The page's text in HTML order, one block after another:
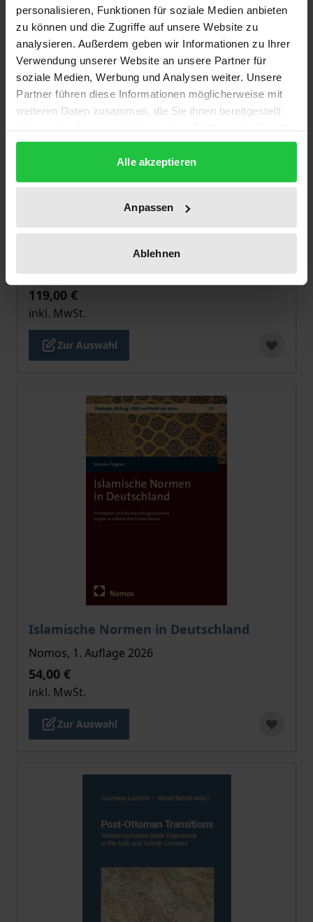
personalisieren, Funktionen für soziale Medien anbieten
zu können und die Zugriffe auf unsere Website zu
analysieren. Außerdem geben wir Informationen zu Ihrer
Verwendung unserer Website an unsere Partner für
soziale Medien, Werbung und Analysen weiter. Unsere
Partner führen diese Informationen möglicherweise mit
weiteren Daten zusammen, die Sie ihnen bereitgestellt
gesammelt haben.
Alle akzeptieren
Anpassen
Ablehnen
Die Suche nach neuen Lesarten des
Ergon, 1. Auflage 2026
119,00 €
inkl. MwSt.
Zur Auswahl
Islamische Normen in Deutschland
Der Preis dieses Titels richtet sich nach der
Nomos, 1. Auflage 2026
54,00 €
inkl. MwSt.
Zur Auswahl